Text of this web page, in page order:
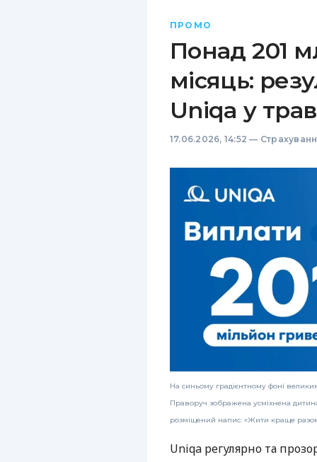
ПРОМО
Понад 201
місяць:
Uniqa у
17.06.2026, 14:52 —
На синьому градієнтному фоні
Праворуч зображена усміхнена
розміщений напис: «Жити краще
Uniqa регулярно та